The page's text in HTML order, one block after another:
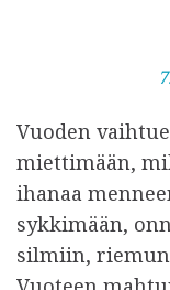
J
l
k
a
i
s
Vuoden
miettimään,
ihanaa
sykkimään,
silmiin,